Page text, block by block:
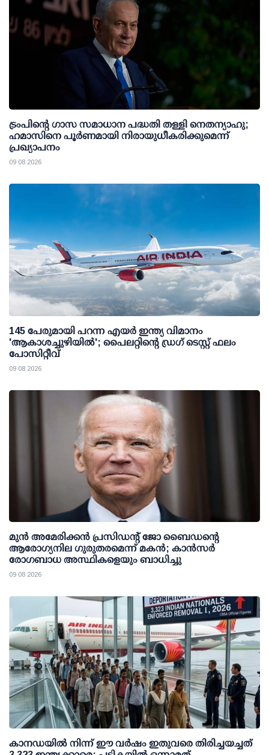
ട്രംപിന്റെ ഗാസ സമാധാന പദ്ധതി തള്ളി നെതന്യാഹു;
ഹമാസിനെ പൂര്‍ണമായി നിരായുധീകരിക്കുമെന്ന്
പ്രഖ്യാപനം
09 08 2026
145 പേരുമായി പറന്ന എയര്‍ ഇന്ത്യ വിമാനം
'ആകാശച്ചുഴിയില്‍'; പൈലറ്റിന്റെ ഡ്രഗ് ടെസ്റ്റ് ഫലം
പോസിറ്റീവ്
09 08 2026
മുന്‍ അമേരിക്കന്‍ പ്രസിഡന്റ് ജോ ബൈഡന്റെ
ആരോഗ്യനില ഗുരുതരമെന്ന് മകന്‍; കാന്‍സര്‍
രോഗബാധ അസ്ഥികളെയും ബാധിച്ചു
09 08 2026
കാനഡയിൽ നിന്ന് ഈ വർഷം ഇതുവരെ തിരിച്ചയച്ചത്